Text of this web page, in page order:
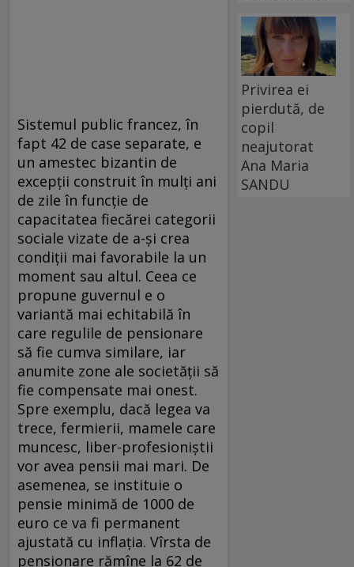
Sistemul public francez, în
fapt 42 de case separate, e
un amestec bizantin de
excepții construit în mulți ani
de zile în funcție de
capacitatea fiecărei categorii
sociale vizate de a-și crea
condiții mai favorabile la un
moment sau altul. Ceea ce
propune guvernul e o
variantă mai echitabilă în
care regulile de pensionare
să fie cumva similare, iar
anumite zone ale societății să
fie compensate mai onest.
Spre exemplu, dacă legea va
trece, fermierii, mamele care
muncesc, liber-profesioniștii
vor avea pensii mai mari. De
asemenea, se instituie o
pensie minimă de 1000 de
euro ce va fi permanent
ajustată cu inflația. Vîrsta de
pensionare rămîne la 62 de
Privirea ei
pierdută, de
copil
neajutorat
Ana Maria
SANDU